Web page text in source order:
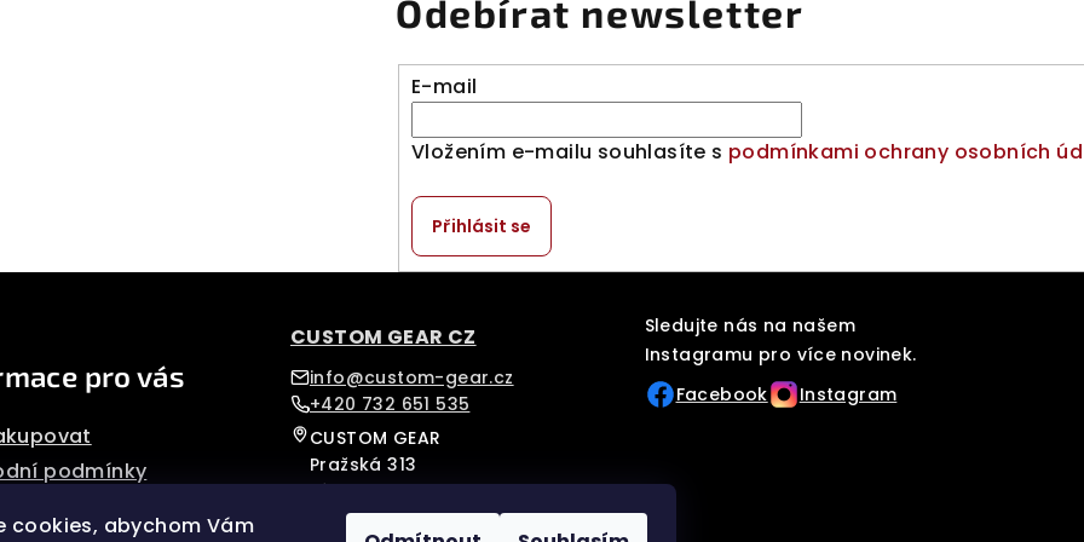
cookies, abychom Vám
Odebírat newsletter
E-mail
Vložením e-mailu souhlasíte s podmínkami ochrany osobních
Přihlásit se
pro vás
podmínky
CUSTOM GEAR CZ
info@custom-gear.cz
+420 732 651 535
CUSTOM GEAR
Pražská 313
Písek, 39701
Czech Republic
Sledujte nás na našem
Instagramu pro více novinek.
Facebook
Instagram